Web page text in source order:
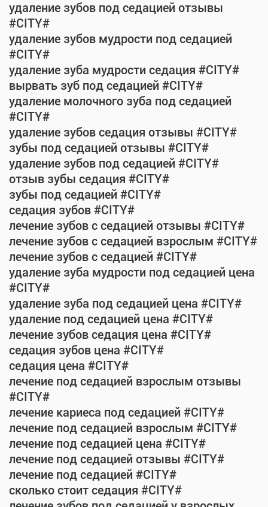
удаление зубов под седацией отзывы
#CITY#
удаление зубов мудрости под седацией
#CITY#
удаление зуба мудрости седация #CITY#
вырвать зуб под седацией #CITY#
удаление молочного зуба под седацией
#CITY#
удаление зубов седация отзывы #CITY#
зубы под седацией отзывы #CITY#
удаление зубов под седацией #CITY#
отзыв зубы седация #CITY#
зубы под седацией #CITY#
седация зубов #CITY#
лечение зубов с седацией отзывы #CITY#
лечение зубов с седацией взрослым #CITY#
лечение зубов с седацией #CITY#
удаление зуба мудрости под седацией цена
#CITY#
удаление зуба под седацией цена #CITY#
удаление под седацией цена #CITY#
лечение зубов седация цена #CITY#
седация зубов цена #CITY#
седация цена #CITY#
лечение под седацией взрослым отзывы
#CITY#
лечение кариеса под седацией #CITY#
лечение под седацией взрослым #CITY#
лечение под седацией цена #CITY#
лечение под седацией отзывы #CITY#
лечение под седацией #CITY#
сколько стоит седация #CITY#